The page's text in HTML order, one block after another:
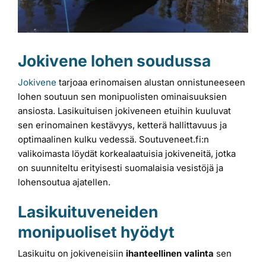
Asiakaskokemuksia
Jokivene lohen soudussa
Jokivene tarjoaa erinomaisen alustan onnistuneeseen
lohen soutuun sen monipuolisten ominaisuuksien
ansiosta. Lasikuituisen jokiveneen etuihin kuuluvat
sen erinomainen kestävyys, ketterä hallittavuus ja
optimaalinen kulku vedessä. Soutuveneet.fi:n
valikoimasta löydät korkealaatuisia jokiveneitä, jotka
on suunniteltu erityisesti suomalaisia vesistöjä ja
lohensoutua ajatellen.
Lasikuituveneiden
monipuoliset hyödyt
Lasikuitu on jokiveneisiin ihanteellinen valinta sen